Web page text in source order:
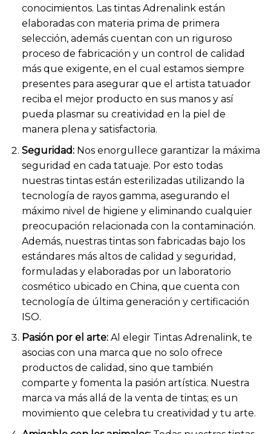
conocimientos. Las tintas Adrenalink están
elaboradas con materia prima de primera
selección, además cuentan con un riguroso
proceso de fabricación y un control de calidad
más que exigente, en el cual estamos siempre
presentes para asegurar que el artista tatuador
reciba el mejor producto en sus manos y así
pueda plasmar su creatividad en la piel de
manera plena y satisfactoria.
Seguridad:Nos enorgullece garantizar la máxima
seguridad en cada tatuaje. Por esto todas
nuestras tintas están esterilizadas utilizando la
tecnología de rayos gamma, asegurando el
máximo nivel de higiene y eliminando cualquier
preocupación relacionada con la contaminación.
Además, nuestras tintas son fabricadas bajo los
estándares más altos de calidad y seguridad,
formuladas y elaboradas por un laboratorio
cosmético ubicado en China, que cuenta con
tecnología de última generación y certificación
ISO.
Pasión por el arte:Al elegir Tintas Adrenalink, te
asocias con una marca que no solo ofrece
productos de calidad, sino que también
comparte y fomenta la pasión artística. Nuestra
marca va más allá de la venta de tintas; es un
movimiento que celebra tu creatividad y tu arte.